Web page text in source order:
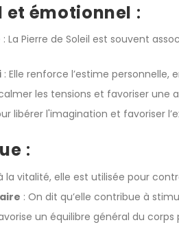
et émotionnel :
: La Pierre de Soleil est souvent
: Elle renforce l’estime
les tensions et favoriser
libérer l'imagination et favoriser
:
la vitalité, elle est utilisée pour
: On dit qu’elle contribue à
un équilibre général du